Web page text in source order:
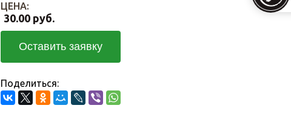
ЦЕНА:
30.00 руб.
Оставить заявку
Поделиться: